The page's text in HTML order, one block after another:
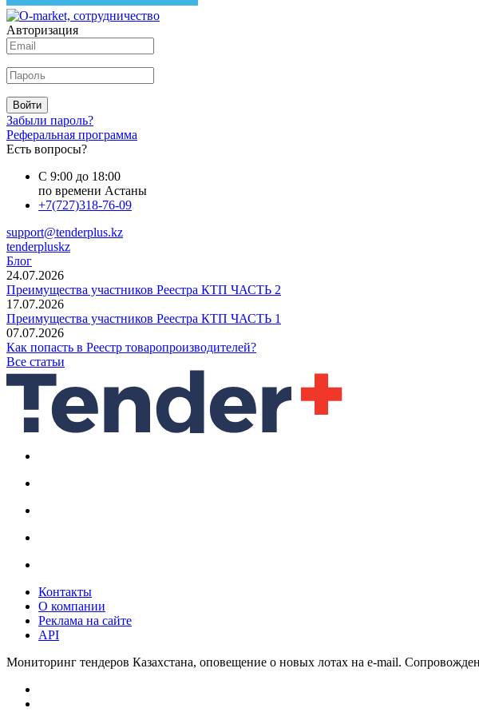
Авторизация
Войти
Забыли пароль?
Реферальная программа
Есть вопросы?
С 9:00 до 18:00
по времени Астаны
+7(727)318-76-09
support@tenderplus.kz
tenderpluskz
Блог
24.07.2026
Преимущества участников Реестра КТП ЧАСТЬ 2
17.07.2026
Преимущества участников Реестра КТП ЧАСТЬ 1
07.07.2026
Как попасть в Реестр товаропроизводителей?
Все статьи
Контакты
О компании
Реклама на сайте
API
Мониторинг тендеров Казахстана, оповещение о новых лотах на e-mail.